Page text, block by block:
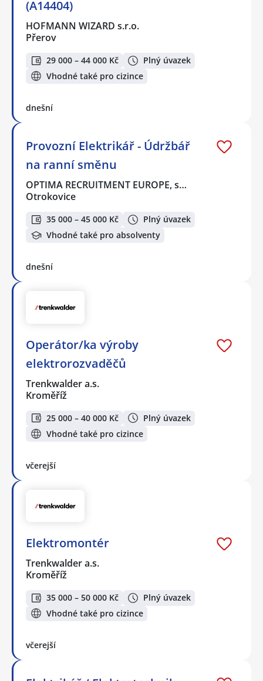
(A14404)
HOFMANN WIZARD s.r.o.
Přerov
29 000 – 44 000 Kč
Plný úvazek
Vhodné také pro cizince
dnešní
Provozní Elektrikář - Údržbář
na ranní směnu
OPTIMA RECRUITMENT EUROPE, s…
Otrokovice
35 000 – 45 000 Kč
Plný úvazek
Vhodné také pro absolventy
dnešní
Operátor/ka výroby
elektrorozvaděčů
Trenkwalder a.s.
Kroměříž
25 000 – 40 000 Kč
Plný úvazek
Vhodné také pro cizince
včerejší
Elektromontér
Trenkwalder a.s.
Kroměříž
35 000 – 50 000 Kč
Plný úvazek
Vhodné také pro cizince
včerejší